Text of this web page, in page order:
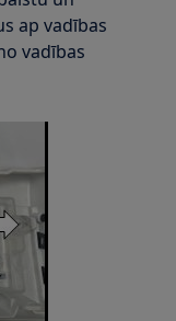
ap vadības
vadības